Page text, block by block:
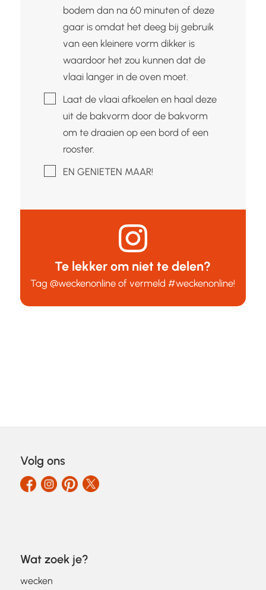
bodem dan na 60 minuten of deze
gaar is omdat het deeg bij gebruik
van een kleinere vorm dikker is
waardoor het zou kunnen dat de
vlaai langer in de oven moet.
▢Laat de vlaai afkoelen en haal deze
uit de bakvorm door de bakvorm
om te draaien op een bord of een
rooster.
▢EN GENIETEN MAAR!
Te lekker om niet te delen?
Tag@weckenonline of vermeld#weckenonline!
Volg ons
Wat zoek je?
wecken